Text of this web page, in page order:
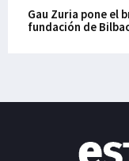
Gau Zuria pone el
fundación de